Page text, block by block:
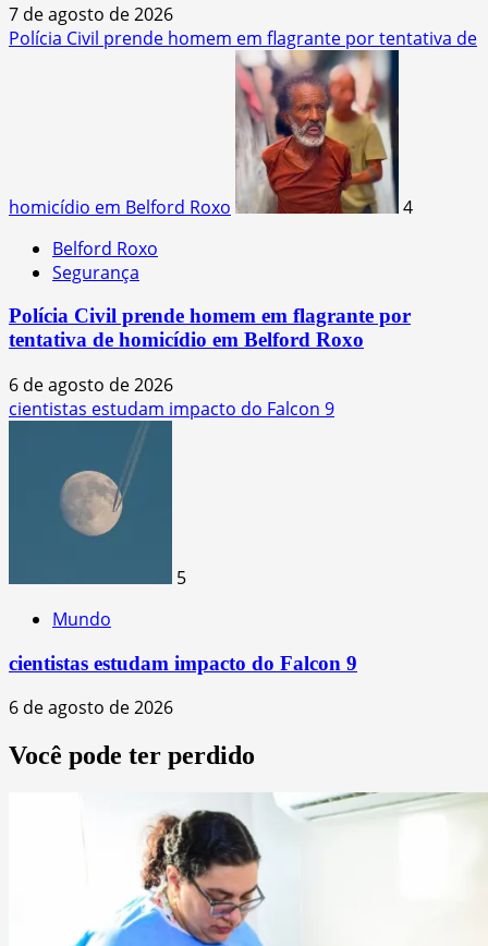
7 de agosto de 2026
Polícia Civil prende homem em flagrante por tentativa de
homicídio em Belford Roxo
4
Belford Roxo
Segurança
Polícia Civil prende homem em flagrante por
tentativa de homicídio em Belford Roxo
6 de agosto de 2026
cientistas estudam impacto do Falcon 9
5
Mundo
cientistas estudam impacto do Falcon 9
6 de agosto de 2026
Você pode ter perdido